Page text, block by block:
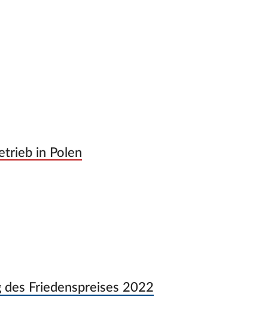
in Polen
des Friedenspreises 2022